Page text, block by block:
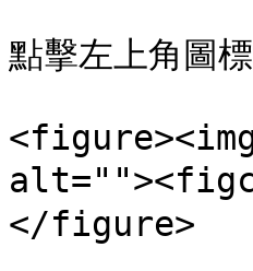
點擊左上角圖
</figure>